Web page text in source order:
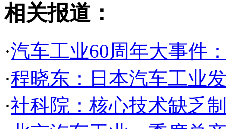
相关报道：
·汽车工业60周年大事件
·程晓东：日本汽车工业
·社科院：核心技术缺乏